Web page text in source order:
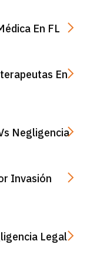
En FL
En
Negligencia
Invasión
Legal